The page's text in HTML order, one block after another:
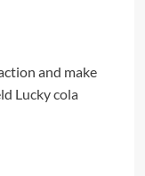
and make
Lucky cola